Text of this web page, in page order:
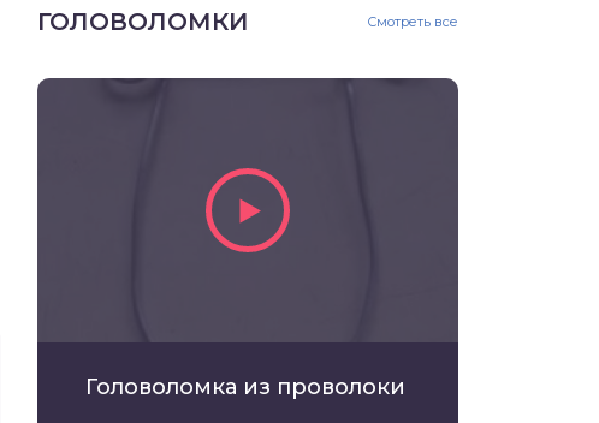
ГОЛОВОЛОМКИ Смотреть все
Головоломка из проволоки